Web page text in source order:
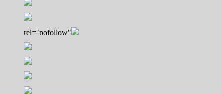
rel="nofollow"